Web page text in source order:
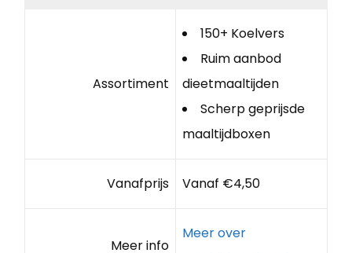
Assortiment
150+ Koelvers
Ruim aanbod
dieetmaaltijden
Scherp geprijsde
maaltijdboxen
Vanafprijs Vanaf €4,50
Meer info
Meer over